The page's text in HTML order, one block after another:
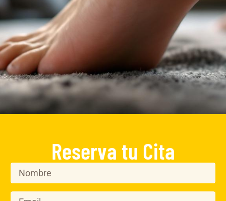
Reserva tu Cita